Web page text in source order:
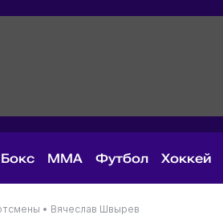
Бокс MMA Футбол Хоккей
• Вячеслав Швырев